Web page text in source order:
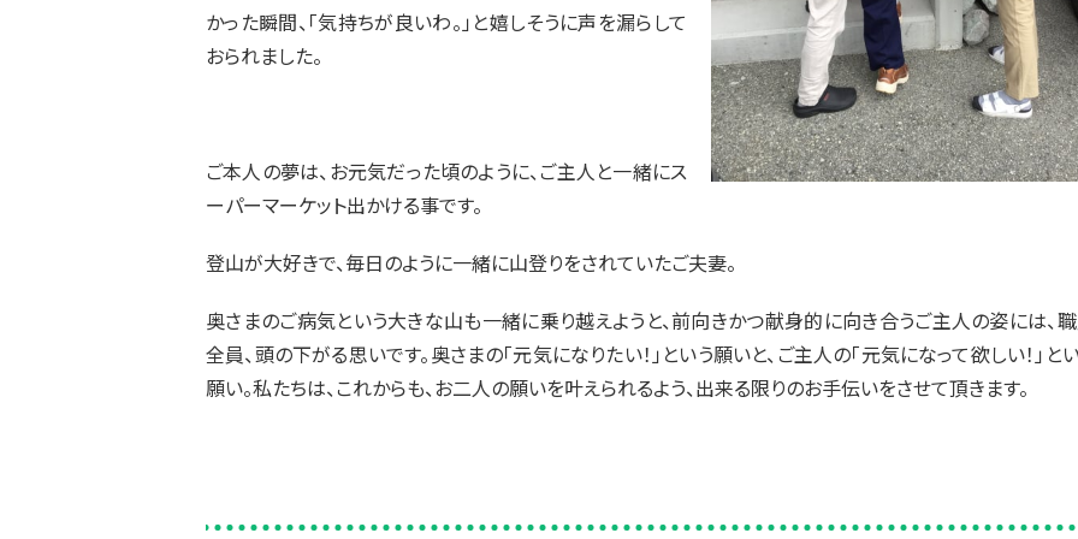
かった瞬間、「気持ちが良いわ。」と嬉しそうに声を漏らして
おられました。
ご本人の夢は、お元気だった頃のように、ご主人と一緒にス
ーパーマーケット出かける事です。
登山が大好きで、毎日のように一緒に山登りをされていたご夫妻。
奥さまのご病気という大きな山も一緒に乗り越えようと、前向きかつ献身的に向き合うご主人の姿には、
全員、頭の下がる思いです。奥さまの「元気になりたい！」という願いと、ご主人の「元気になって欲しい！」と
願い。私たちは、これからも、お二人の願いを叶えられるよう、出来る限りのお手伝いをさせて頂きます。